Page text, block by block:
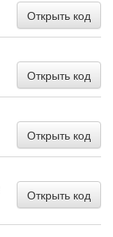
Открыть код
Открыть код
Открыть код
Открыть код